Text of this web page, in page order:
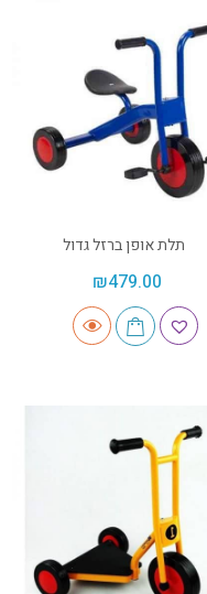
תלת אופן ברזל גדול
₪479.00